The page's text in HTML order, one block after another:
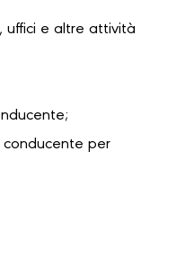
uffici e altre attività
per